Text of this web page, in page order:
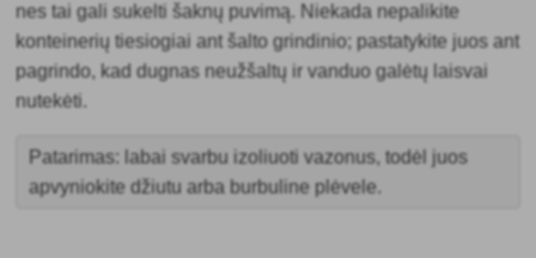
nes tai gali sukelti šaknų puvimą. Niekada nepalikite
konteinerių tiesiogiai ant šalto grindinio; pastatykite juos ant
pagrindo, kad dugnas neužšaltų ir vanduo galėtų laisvai
nutekėti.
Patarimas: labai svarbu izoliuoti vazonus, todėl juos
apvyniokite džiutu arba burbuline plėvele.